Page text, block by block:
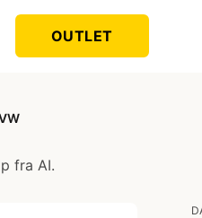
OUTLET
fra AI.